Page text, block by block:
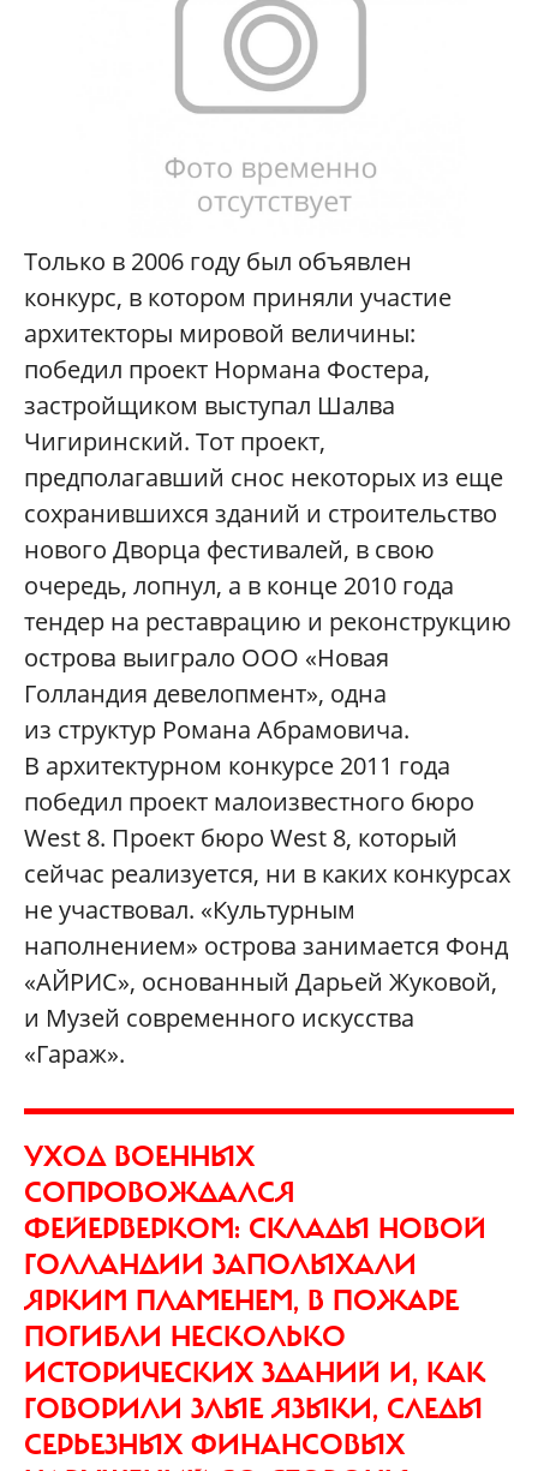
Только в 2006 году был объявлен
конкурс, в котором приняли участие
архитекторы мировой величины:
победил проект Нормана Фостера,
застройщиком выступал Шалва
Чигиринский. Тот проект,
предполагавший снос некоторых из еще
сохранившихся зданий и строительство
нового Дворца фестивалей, в свою
очередь, лопнул, а в конце 2010 года
тендер на реставрацию и реконструкцию
острова выиграло ООО «Новая
Голландия девелопмент», одна
из структур Романа Абрамовича.
В архитектурном конкурсе 2011 года
победил проект малоизвестного бюро
West 8. Проект бюро West 8, который
сейчас реализуется, ни в каких конкурсах
не участвовал. «Культурным
наполнением» острова занимается Фонд
«АЙРИС», основанный Дарьей Жуковой,
и Музей современного искусства
«Гараж».
УХОД ВОЕННЫХ
СОПРОВОЖДАЛСЯ
ФЕЙЕРВЕРКОМ: СКЛАДЫ НОВОЙ
ГОЛЛАНДИИ ЗАПОЛЫХАЛИ
ЯРКИМ ПЛАМЕНЕМ, В ПОЖАРЕ
ПОГИБЛИ НЕСКОЛЬКО
ИСТОРИЧЕСКИХ ЗДАНИЙ И, КАК
ГОВОРИЛИ ЗЛЫЕ ЯЗЫКИ, СЛЕДЫ
СЕРЬЕЗНЫХ ФИНАНСОВЫХ